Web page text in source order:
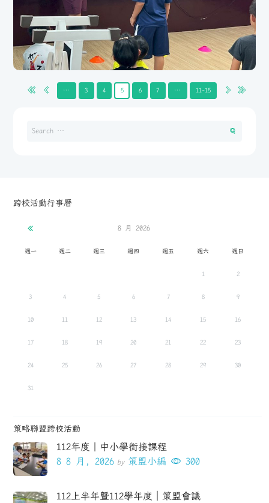
113學年度英語成果~滿「泰」全席｜巴崚國小
… 3 4 5 6 7 … 11-15
跨校活動行事曆
8 月2026
週一 週二 週三 週四 週五 週六 週日
1 2
3 4 5 6 7 8 9
10 11 12 13 14 15 16
17 18 19 20 21 22 23
24 25 26 27 28 29 30
31
策略聯盟跨校活動
112年度｜中小學銜接課程
8 8 月, 2026 by 策盟小編 300
112上半年暨112學年度｜策盟會議